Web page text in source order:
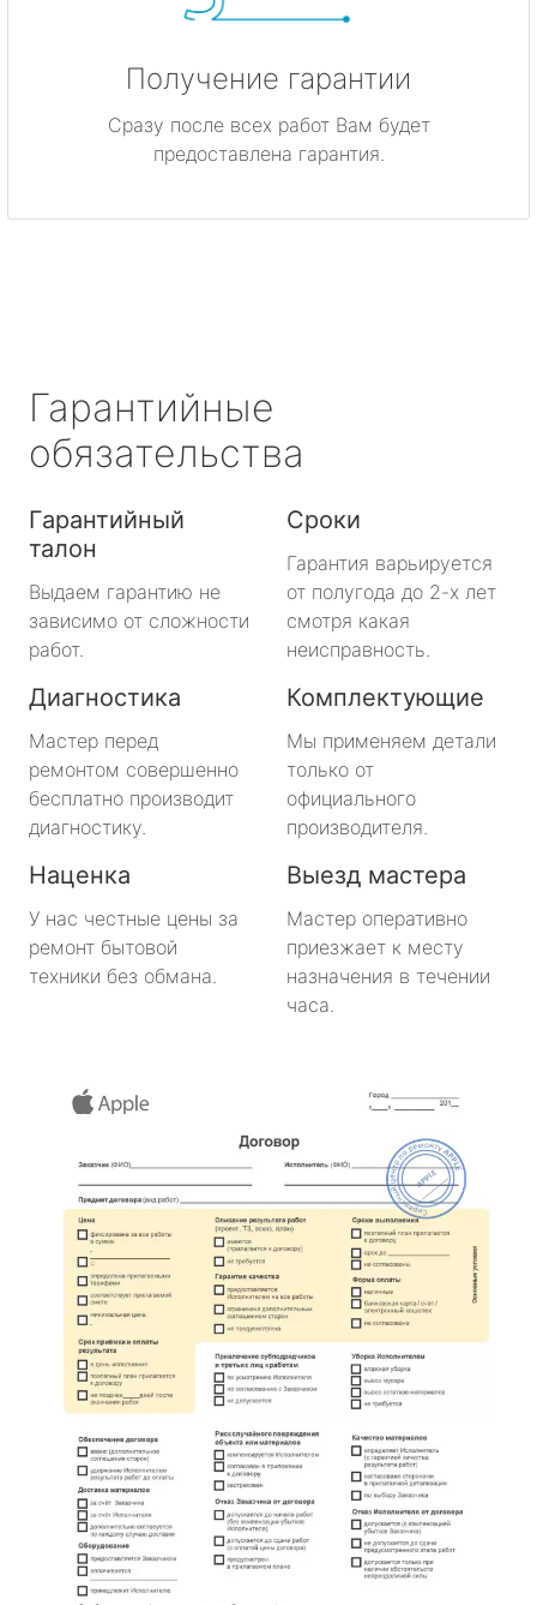
Получение гарантии
Сразу после всех работ Вам будет
предоставлена гарантия.
Гарантийные
обязательства
Гарантийный
талон
Выдаем гарантию не
зависимо от сложности
работ.
Сроки
Гарантия варьируется
от полугода до 2-х лет
смотря какая
неисправность.
Диагностика
Мастер перед
ремонтом совершенно
бесплатно производит
диагностику.
Комплектующие
Мы применяем детали
только от
официального
производителя.
Наценка
У нас честные цены за
ремонт бытовой
техники без обмана.
Выезд мастера
Мастер оперативно
приезжает к месту
назначения в течении
часа.